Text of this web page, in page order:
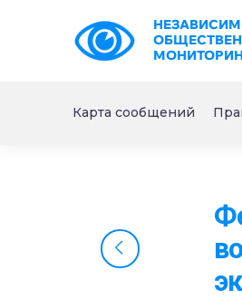
Карта сообщений